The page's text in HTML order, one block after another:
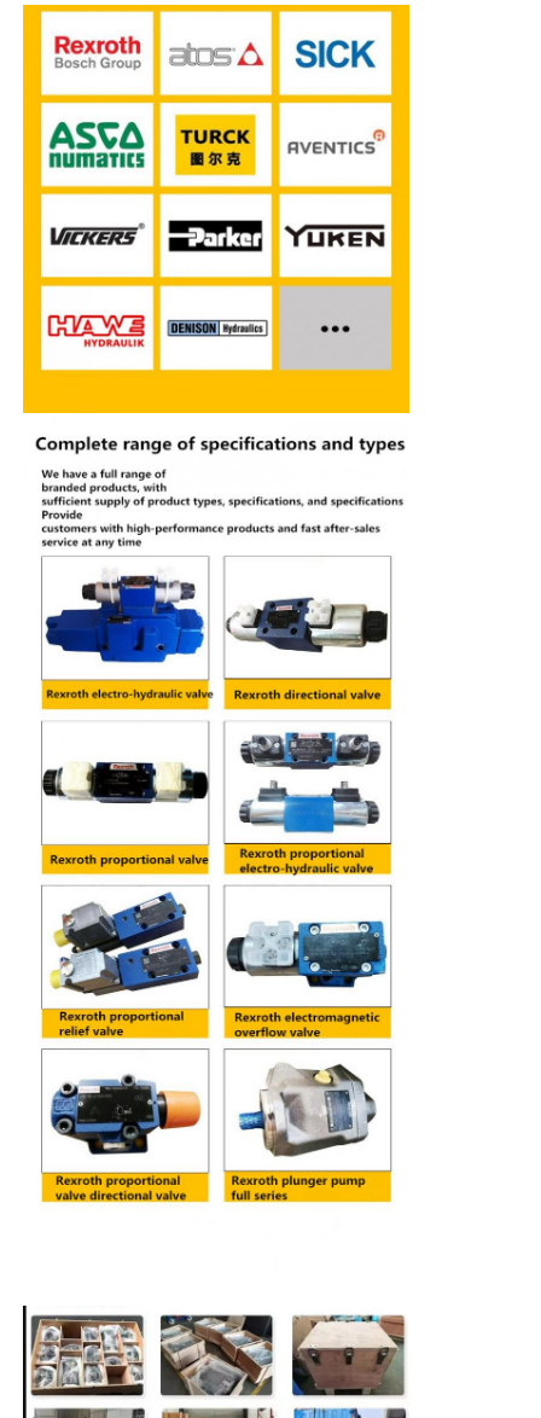
Pompe hydraulique de Rexroth
Parker Hydraulic Pump
Pompe hydraulique de Vickers
Valve hydraulique Rexroth
Accessoires pour filtres Rexroth
Valve hydraulique YUKEN
Pompe hydraulique de Yuken